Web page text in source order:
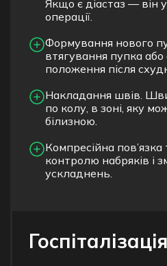
Якщо є діастаз — він
операції.
Формування нового
втягування пупка
положення після
Накладання швів.
по колу, в зоні, яку
білизною.
Компресійна
контролю набряків і
ускладнень.
Госпіталізація